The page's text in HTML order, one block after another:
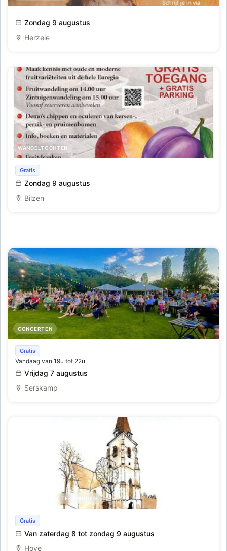
Walk for Junior
Zondag 9 augustus
Herzele
WANDELTOCHTEN
Nationale Zomerfruitdag
Gratis
Zondag 9 augustus
Bilzen
CONCERTEN
Live optreden The Karma Collective
Gratis
Vandaag van 19u tot 22u
Vrijdag 7 augustus
Serskamp
SCHILDERIJEN, TEKENINGEN
Kunst in de kerk
Gratis
Van zaterdag 8 tot zondag 9 augustus
Hove